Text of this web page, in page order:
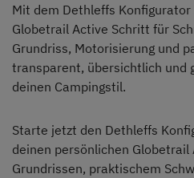
Mit dem Dethleffs
Globetrail Active Schritt für
Grundriss, Motorisierung und
transparent, übersichtlich und
deinen Campingstil.
Starte jetzt den Dethleffs
deinen persönlichen
Grundrissen, praktischem